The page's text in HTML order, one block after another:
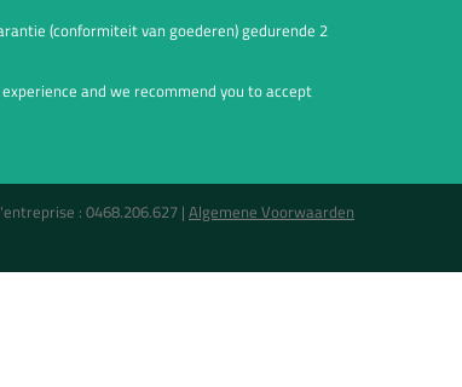
(conformiteit van goederen) gedurende 2
and we recommend you to accept
: 0468.206.627 | Algemene Voorwaarden